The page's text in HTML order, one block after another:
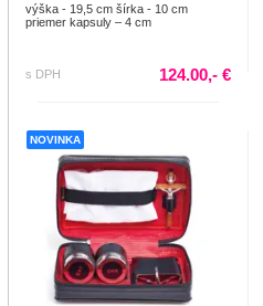
výška - 19,5 cm šírka - 10 cm
priemer kapsuly – 4 cm
s DPH 124.00,- €
NOVINKA